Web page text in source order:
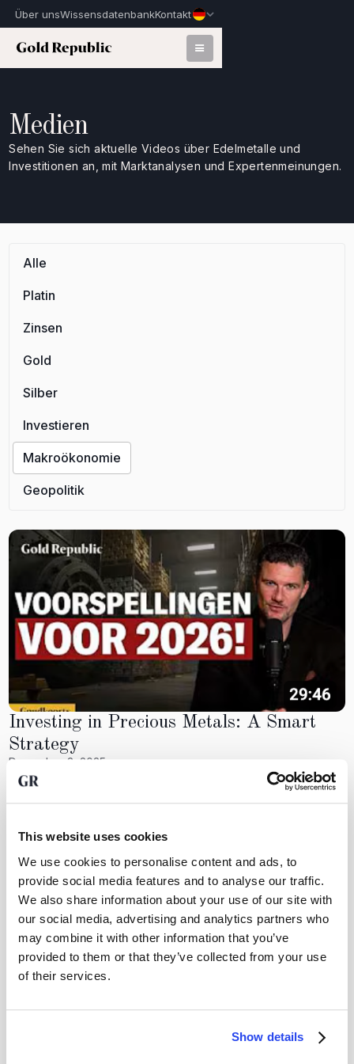
This website uses cookies
We use cookies to personalise content and ads, to
provide social media features and to analyse our traffic.
We also share information about your use of our site with
our social media, advertising and analytics partners who
may combine it with other information that you’ve
provided to them or that they’ve collected from your use
of their services.
Show details
Über unsWissensdatenbankKontakt
Medien
Sehen Sie sich aktuelle Videos über Edelmetalle und
Investitionen an, mit Marktanalysen und Expertenmeinungen.
Alle
Platin
Zinsen
Gold
Silber
Investieren
Makroökonomie
Geopolitik
Investing in Precious Metals: A Smart
Strategy
December 3, 2025
Investing in precious metals like gold, silver, and platinum
can be a smart strategy for wealth preservation. These
making them a hedge against inflation. Investors should
will play in their overall investment strategy. With proper
research and understanding, investing in these assets can
lead to significant financial benefits.
GoldRepublic